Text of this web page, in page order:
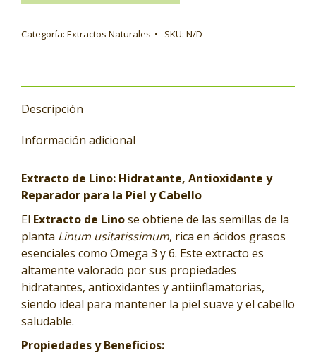
Categoría: Extractos Naturales SKU: N/D
Descripción
Información adicional
Extracto de Lino: Hidratante, Antioxidante y
Reparador para la Piel y Cabello
El Extracto de Linose obtiene de las semillas de la
planta Linum usitatissimum, rica en ácidos grasos
esenciales como Omega 3 y 6. Este extracto es
altamente valorado por sus propiedades
hidratantes, antioxidantes y antiinflamatorias,
siendo ideal para mantener la piel suave y el cabello
saludable.
Propiedades y Beneficios: